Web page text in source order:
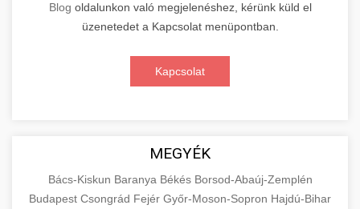
Blog oldalunkon való megjelenéshez, kérünk küld el
üzenetedet a Kapcsolat menüpontban.
Kapcsolat
MEGYÉK
Bács-Kiskun Baranya Békés Borsod-Abaúj-Zemplén
Budapest Csongrád Fejér Győr-Moson-Sopron Hajdú-Bihar